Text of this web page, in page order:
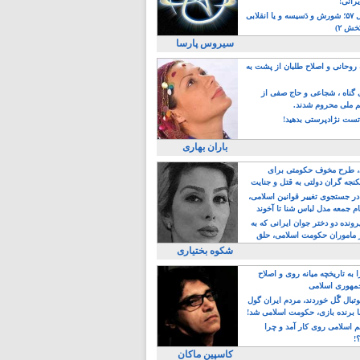
رویداد سال ۵۷؛ شورش و دَسیسه و یا انقلابی
۲)
سیروس پارسا
و اصلاح طلبان از پشت به
گناه ، شجاعی و حاج صفی از
ملی محروم شدند.
نژادپرستی بدهید!
باران بهاری
مخوف حکومتی برای
گران دولتی به قتل و جنایت
جستجوی تغییر قوانین اسلامی،
جمعه مدل لباس شنا تا آخوند
دو دختر جوان ایرانی که به
ماموران حکومت اسلامی، حلق
شکوه بختیاری
به تاریخچه میانه روی و اصلاح
اسلامی
گًل خوردند، مردم ایران گول
برنده بازی، حکومت اسلامی شد!
اسلامی روی کار آمد و چرا
کاسپین ماکان